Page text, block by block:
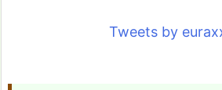
Tweets by